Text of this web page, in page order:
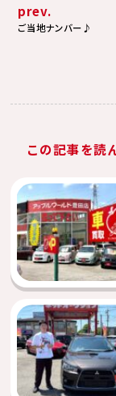
prev.
ご当地ナンバー♪
この記事を読